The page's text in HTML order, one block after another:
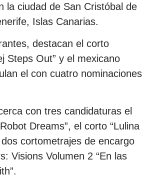
la ciudad de San Cristóbal de
Islas Canarias.
destacan el corto
Steps Out” y el mexicano
el con cuatro nominaciones
con tres candidaturas el
Dreams”, el corto “Lulina
cortometrajes de encargo
Visions Volumen 2 “En las